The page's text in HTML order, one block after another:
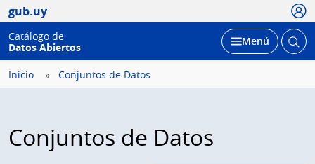
gub.uy
Catálogo de
Datos Abiertos
Desplegar
Menú Abrir
Inicio Conjuntos de Datos
Conjuntos de Datos